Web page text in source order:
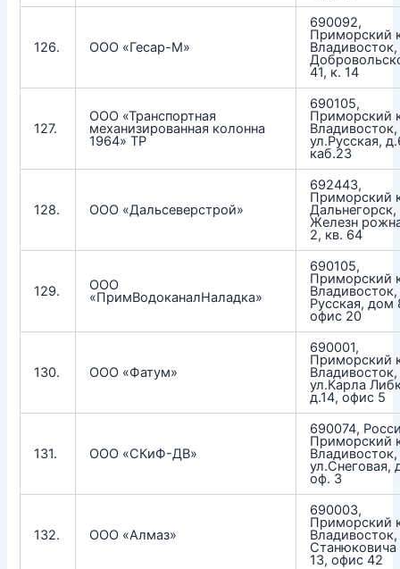
126. ООО «Гесар-М»
690092,
Приморский
Владивосток,
41, к. 14
127.
ООО «Транспортная
механизированная колонна
1964» ТР
690105,
Приморский
Владивосток,
ул.Русская,
каб.23
128. ООО «Дальсеверстрой»
692443,
Приморский
Дальнегорск,
Железн
2, кв. 64
129. ООО
«ПримВодоканалНаладка»
690105,
Приморский
Владивосток,
Русская, дом
офис 20
130. ООО «Фатум»
690001,
Приморский
Владивосток,
ул.Карла
д.14, офис 5
131. ООО «СКиФ-ДВ»
690074,
Приморский
Владивосток,
ул.Снеговая,
оф. 3
132. ООО «Алмаз»
690003,
Приморский
Владивосток,
13, офис 42